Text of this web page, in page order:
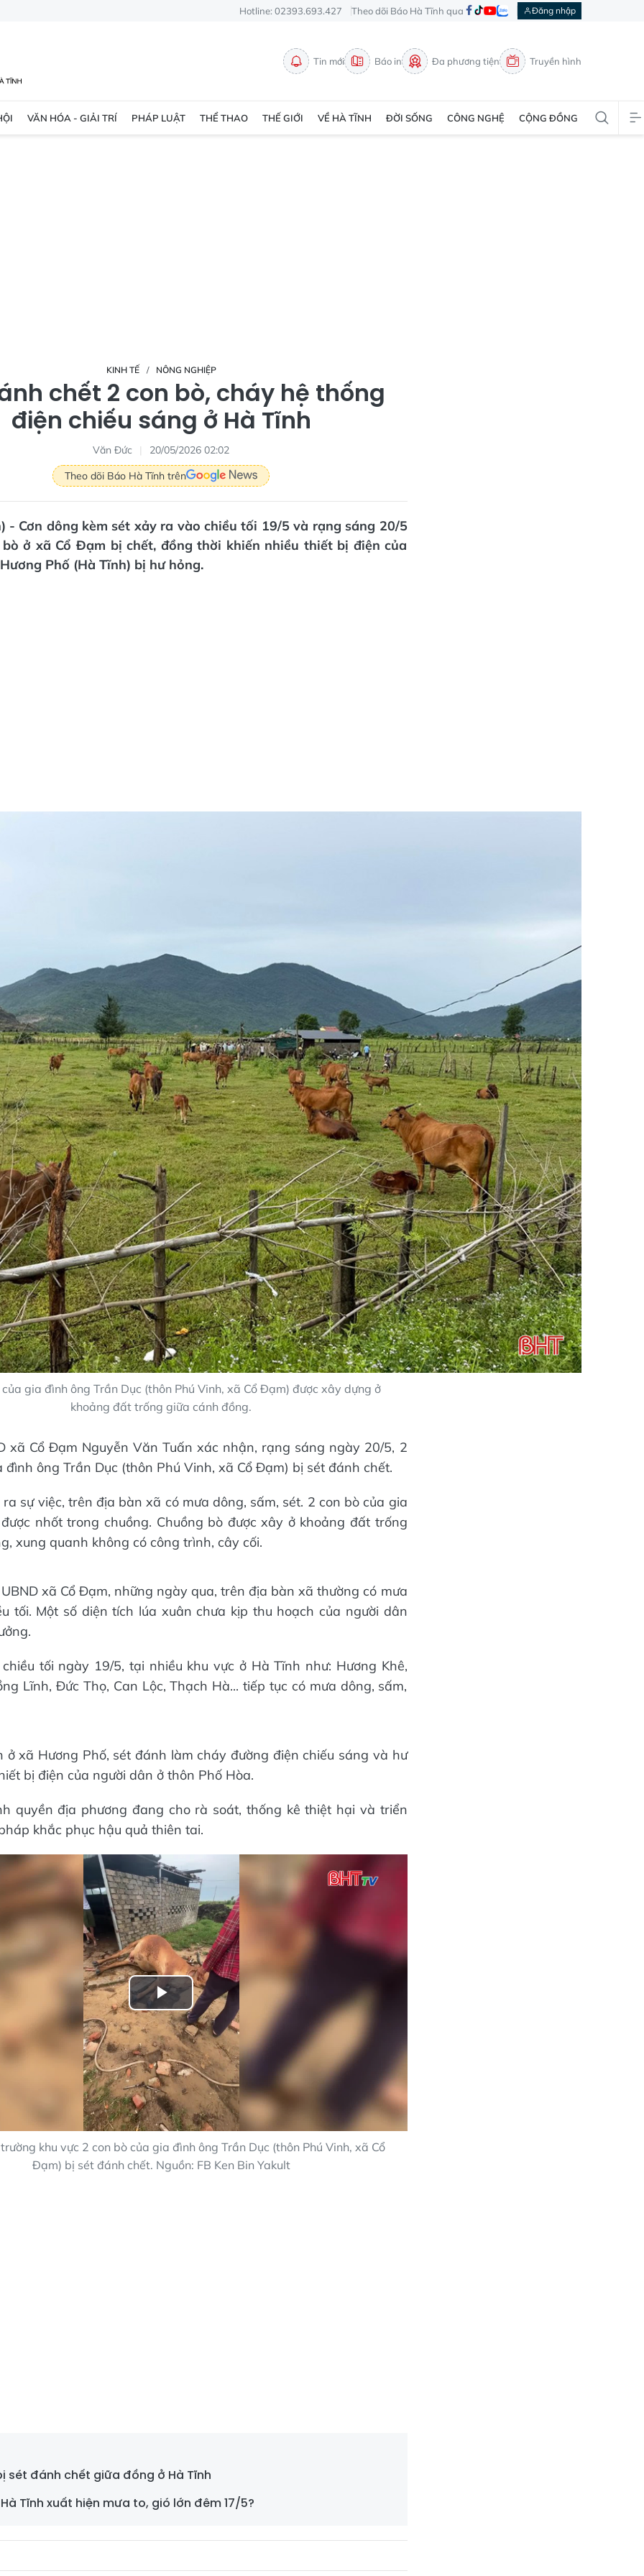
Hotline: 02393.693.427 Theo dõi Báo Hà Tĩnh qua Đăng nhập
Tin mới Báo in Đa phương tiện Truyền hình
VĂN HÓA - GIẢI TRÍ PHÁP LUẬT THỂ THAO THẾ GIỚI VỀ HÀ TĨNH ĐỜI SỐNG CÔNG NGHỆ CỘNG ĐỒNG
KINH TẾ NÔNG NGHIỆP
chết 2 con bò, cháy hệ thống
điện chiếu sáng ở Hà Tĩnh
Văn Đức
20/05/2026 02:02
Theo dõi Báo Hà Tĩnh trên
- Cơn dông kèm sét xảy ra vào chiều tối 19/5 và rạng sáng 20/5
ở xã Cổ Đạm bị chết, đồng thời khiến nhiều thiết bị điện của
Phố (Hà Tĩnh) bị hư hỏng.
gia đình ông Trần Dục (thôn Phú Vinh, xã Cổ Đạm) được xây dựng ở
khoảng đất trống giữa cánh đồng.
xã Cổ Đạm Nguyễn Văn Tuấn xác nhận, rạng sáng ngày 20/5, 2
đình ông Trần Dục (thôn Phú Vinh, xã Cổ Đạm) bị sét đánh chết.
sự việc, trên địa bàn xã có mưa dông, sấm, sét. 2 con bò của gia
nhốt trong chuồng. Chuồng bò được xây ở khoảng đất trống
xung quanh không có công trình, cây cối.
xã Cổ Đạm, những ngày qua, trên địa bàn xã thường có mưa
tối. Một số diện tích lúa xuân chưa kịp thu hoạch của người dân
tối ngày 19/5, tại nhiều khu vực ở Hà Tĩnh như: Hương Khê,
Lĩnh, Đức Thọ, Can Lộc, Thạch Hà... tiếp tục có mưa dông, sấm,
ở xã Hương Phố, sét đánh làm cháy đường điện chiếu sáng và hư
bị điện của người dân ở thôn Phố Hòa.
quyền địa phương đang cho rà soát, thống kê thiệt hại và triển
khắc phục hậu quả thiên tai.
Play
Video
khu vực 2 con bò của gia đình ông Trần Dục (thôn Phú Vinh, xã Cổ
Đạm) bị sét đánh chết. Nguồn: FB Ken Bin Yakult
sét đánh chết giữa đồng ở Hà Tĩnh
Tĩnh xuất hiện mưa to, gió lớn đêm 17/5?